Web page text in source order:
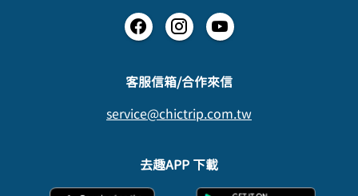
​客服信箱/合作來信
service@chictrip.com.tw
去趣APP 下載